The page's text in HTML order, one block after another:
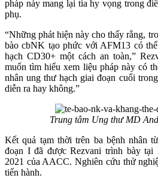
pháp này mang lại tia hy vọng trong
phụ.
“Những phát hiện này cho thấy rằng,
bào cbNK tạo phức với AFM13 có
hạch CD30+ một cách an toàn,”
muốn tìm hiểu xem liệu pháp này có
nhân ung thư hạch giai đoạn cuối
diễn ra hay không.”
Trung tâm Ung thư MD
Kết quả tạm thời trên ba bệnh nhân
đoạn I đã được Rezvani trình bày
2021 của AACC. Nghiên cứu thử
tiến hành.